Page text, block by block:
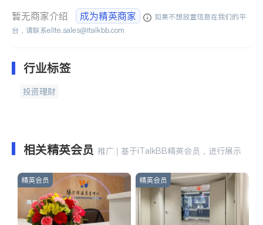
暂无商家介绍 成为精英商家
如果不想放置信息在我们的平
台，请联系elite.sales@italkbb.com
行业标签
投资理财
相关精英会员 推广 | 基于iTalkBB精英会员，进行展示
精英会员 精英会员